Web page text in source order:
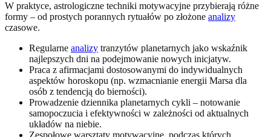
W praktyce, astrologiczne techniki motywacyjne przybierają różne
formy – od prostych porannych rytuałów po złożone analizy
czasowe.
Regularne analizy tranzytów planetarnych jako wskaźnik
najlepszych dni na podejmowanie nowych inicjatyw.
Praca z afirmacjami dostosowanymi do indywidualnych
aspektów horoskopu (np. wzmacnianie energii Marsa dla
osób z tendencją do bierności).
Prowadzenie dziennika planetarnych cykli – notowanie
samopoczucia i efektywności w zależności od aktualnych
układów na niebie.
Zespołowe warsztaty motywacyjne, podczas których